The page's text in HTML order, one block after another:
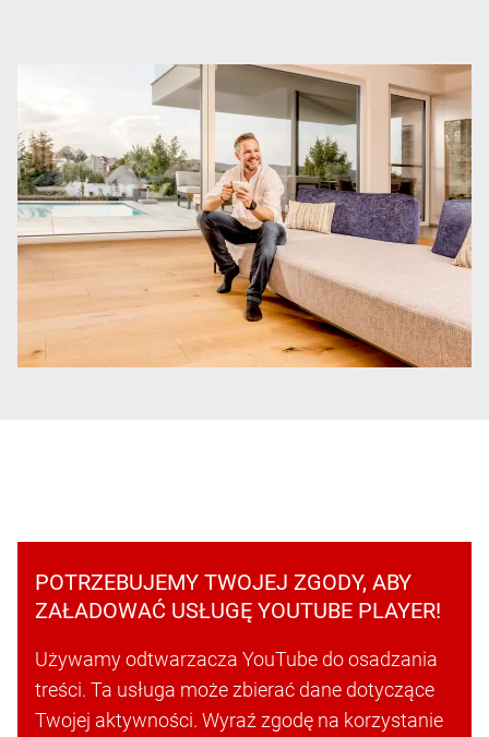
POTRZEBUJEMY TWOJEJ ZGODY, ABY
ZAŁADOWAĆ USŁUGĘ YOUTUBE PLAYER!
Używamy odtwarzacza YouTube do osadzania
treści. Ta usługa może zbierać dane dotyczące
Twojej aktywności. Wyraź zgodę na korzystanie